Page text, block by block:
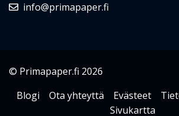
info@primapaper.fi
© Primapaper.fi 2026
Blogi
Ota yhteyttä Evästeet
Sivukartta